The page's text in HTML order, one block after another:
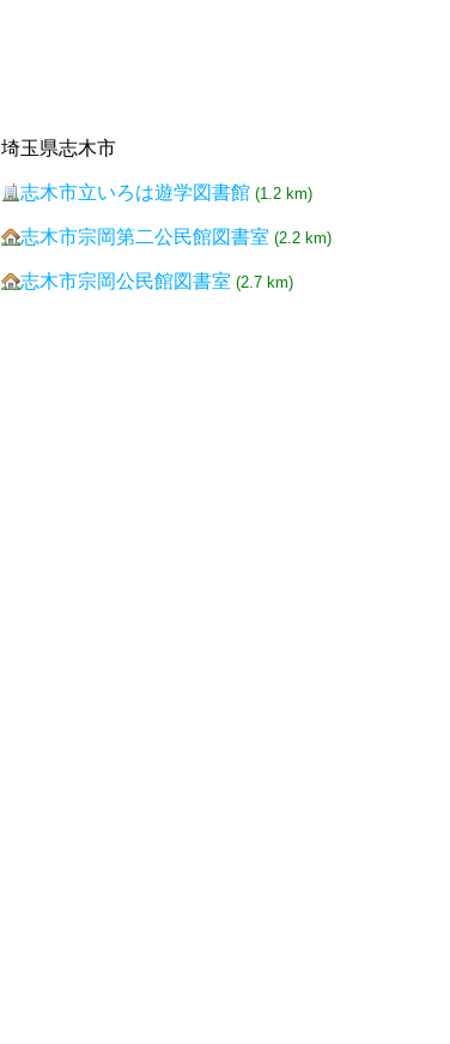
埼玉県志木市
志木市立いろは遊学図書館 (1.2 km)
志木市宗岡第二公民館図書室 (2.2 km)
志木市宗岡公民館図書室 (2.7 km)